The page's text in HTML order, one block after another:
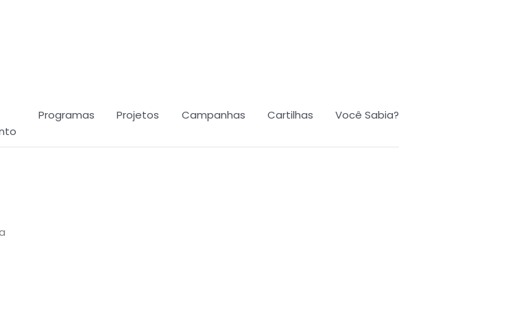
Programas Projetos Campanhas Cartilhas Você Sabia?